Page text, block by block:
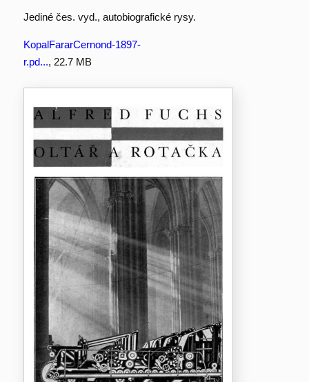
Jediné čes. vyd., autobiografické rysy.
KopalFararCernond-1897-
r.pd..., 22.7 MB